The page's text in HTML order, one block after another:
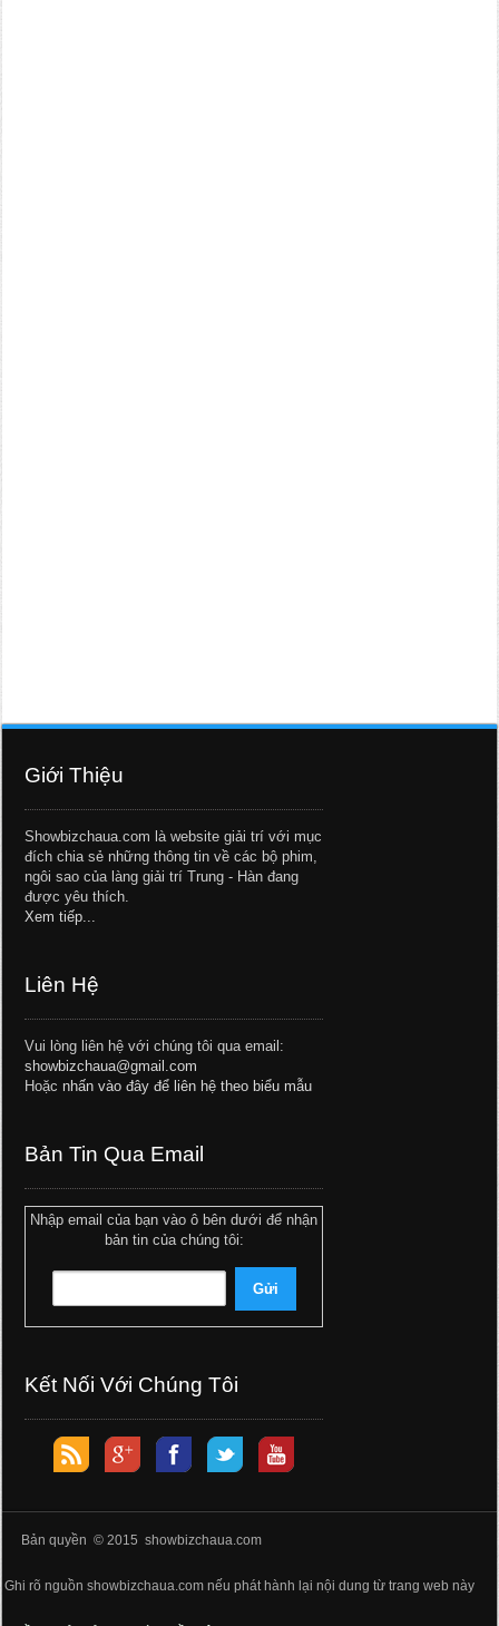
Giới Thiệu
Showbizchaua.com là website giải trí với mục
đích chia sẻ những thông tin về các bộ phim,
ngôi sao của làng giải trí Trung - Hàn đang
được yêu thích.
Xem tiếp...
Liên Hệ
Vui lòng liên hệ với chúng tôi qua email:
showbizchaua@gmail.com
Hoặc nhấn vào đây để liên hệ theo biểu mẫu
Bản Tin Qua Email
Nhập email của bạn vào ô bên dưới để nhận
bản tin của chúng tôi:
Kết Nối Với Chúng Tôi
Bản quyền © 2015 showbizchaua.com
Ghi rõ nguồn showbizchaua.com nếu phát hành lại nội dung từ trang web này